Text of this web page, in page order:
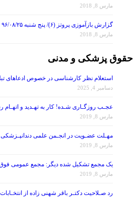
مارس 8, 2018
گزارش بازآموزی پروتز (۶)/ پنج شنبه ۹۶/۰۸/۲۵
مارس 8, 2018
حقوق پزشکی و مدنی
استعلام نظر کارشناسی در خصوص ادعاهای
دسامبر 4, 2025
عجـب روزگـاری شـده! کار به تهـدید و
مارس 8, 2019
مهـلت عضـویت در انجـمن علمی دندانپـزشکی ایران را تا ۴۸ سـاعت قبل از
مارس 8, 2019
یک مجمع تشکیل شده دیگر: مجمع عمومی فوق العاده انجمن علمی دندانپزشکی
مارس 8, 2019
رد صـلاحیت دکتـر باقر شهنی زاده از